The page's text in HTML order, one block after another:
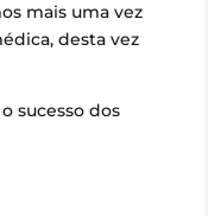
mais uma vez
desta vez
sucesso dos